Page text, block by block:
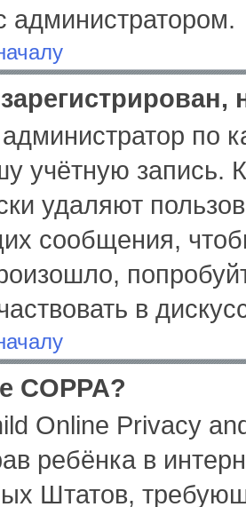
администратором.
по
учётную запись.
удаляют
сообщения,
в
COPPA?
Online Privacy
ребёнка в
Штатов,